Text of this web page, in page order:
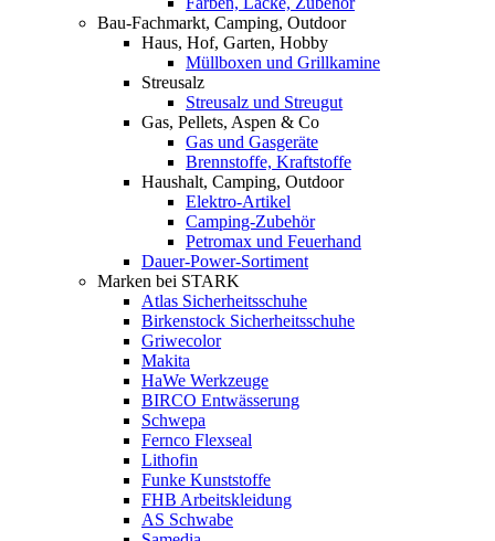
Bau-Fachmarkt, Camping, Outdoor
Haus, Hof, Garten, Hobby
Müllboxen und Grillkamine
Streusalz
Streusalz und Streugut
Gas, Pellets, Aspen & Co
Gas und Gasgeräte
Brennstoffe, Kraftstoffe
Haushalt, Camping, Outdoor
Elektro-Artikel
Camping-Zubehör
Petromax und Feuerhand
Dauer-Power-Sortiment
Marken bei STARK
Atlas Sicherheitsschuhe
Birkenstock Sicherheitsschuhe
Griwecolor
Makita
HaWe Werkzeuge
BIRCO Entwässerung
Schwepa
Fernco Flexseal
Lithofin
Funke Kunststoffe
FHB Arbeitskleidung
AS Schwabe